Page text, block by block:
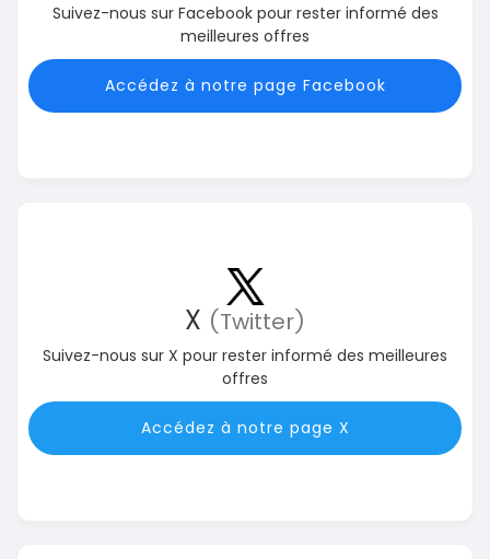
Suivez-nous sur Facebook pour rester informé des
meilleures offres
Accédez à notre page Facebook
X (Twitter)
Suivez-nous sur X pour rester informé des meilleures
offres
Accédez à notre page X